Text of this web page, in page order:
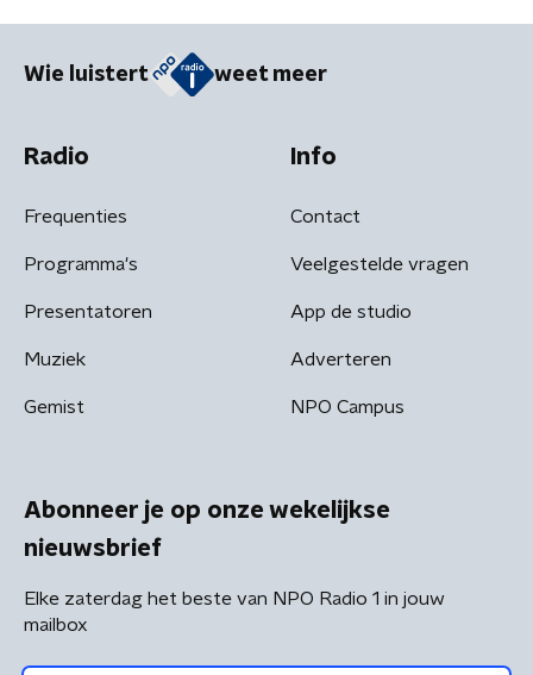
Wie luistert weet meer
Radio
Frequenties
Programma's
Presentatoren
Muziek
Gemist
Info
Contact
Veelgestelde vragen
App de studio
Adverteren
NPO Campus
Abonneer je op onze wekelijkse
nieuwsbrief
Elke zaterdag het beste van NPO Radio 1 in jouw
mailbox